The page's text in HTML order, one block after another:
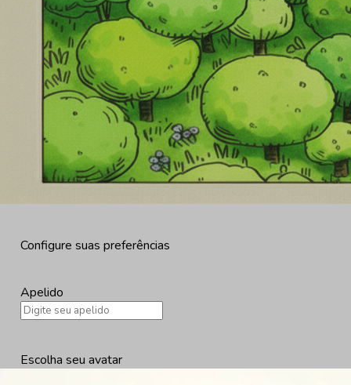
Configure suas preferências
Apelido
Escolha seu avatar